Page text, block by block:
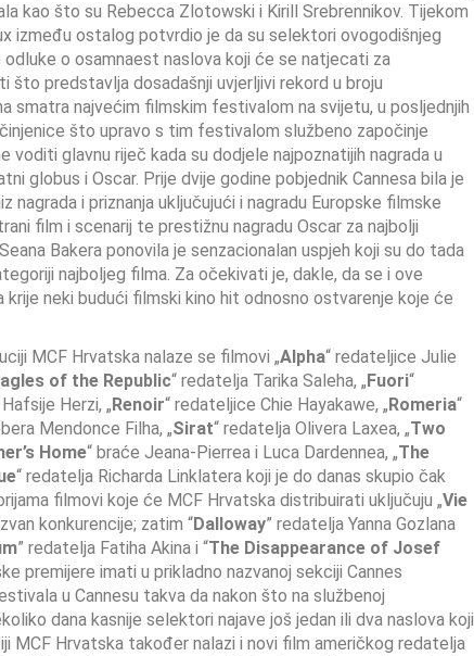
kao što su Rebecca Zlotowski i Kirill Srebrennikov. Tijekom
između ostalog potvrdio je da su selektori ovogodišnjeg
o osamnaest naslova koji će se natjecati za
predstavlja dosadašnji uvjerljivi rekord u broju
smatra najvećim filmskim festivalom na svijetu, u posljednjih
što upravo s tim festivalom službeno započinje
voditi glavnu riječ kada su dodjele najpoznatijih nagrada u
globus i Oscar. Prije dvije godine pobjednik Cannesa bila je
nagrada i priznanja uključujući i nagradu Europske filmske
film i scenarij te prestižnu nagradu Oscar za najbolji
Bakera ponovila je senzacionalan uspjeh koji su do tada
najboljeg filma. Za očekivati je, dakle, da se i ove
neki budući filmski kino hit odnosno ostvarenje koje će
MCF Hrvatska nalaze se filmovi „Alpha“ redateljice Julie
of the Republic“ redatelja Tarika Saleha, „ Fuori“
Herzi, „ Renoir“ redateljice Chie Hayakawe, „ Romeria“
Mendonce Filha, „Sirat“ redatelja Olivera Laxea, „Two
Home“ braće Jeana-Pierrea i Luca Dardennea, „The
“ redatelja Richarda Linklatera koji je do danas skupio čak
filmovi koje će MCF Hrvatska distribuirati uključuju „Vie
konkurencije; zatim “Dalloway” redatelja Yanna Gozlana
” redatelja Fatiha Akina i “The Disappearance of Josef
premijere imati u prikladno nazvanoj sekciji Cannes
u Cannesu takva da nakon što na službenoj
dana kasnije selektori najave još jedan ili dva naslova koji
MCF Hrvatska također nalazi i novi film američkog redatelja